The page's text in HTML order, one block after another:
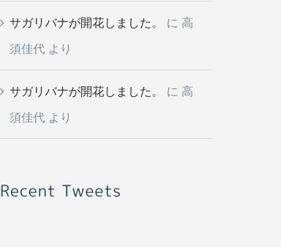
サガリバナが開花しました。 に 高
須佳代より
サガリバナが開花しました。 に 高
須佳代より
Recent Tweets